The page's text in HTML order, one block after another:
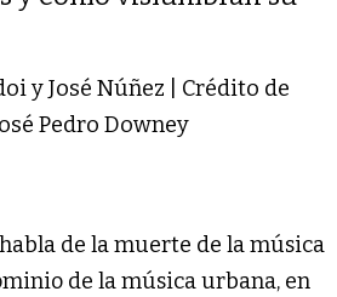
y José Núñez | Crédito de
Pedro Downey
de la muerte de la música
de la música urbana, en